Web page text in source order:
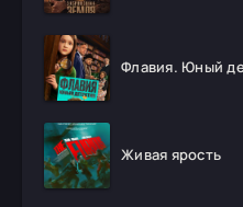
Флавия. Юный
Живая ярость